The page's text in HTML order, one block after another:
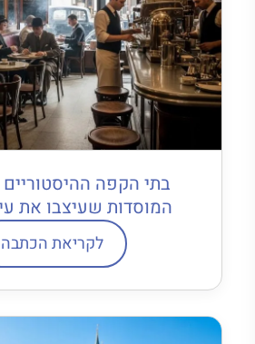
בתי הקפה
המוסדות שעיצבו את
לקריאת הכתבה